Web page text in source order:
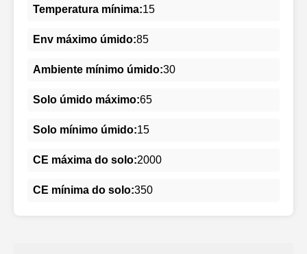
Temperatura mínima:15
Env máximo úmido:85
Ambiente mínimo úmido:30
Solo úmido máximo:65
Solo mínimo úmido:15
CE máxima do solo:2000
CE mínima do solo:350